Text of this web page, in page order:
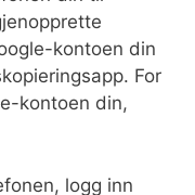
kontoen din
For
kontoen din,
logg inn